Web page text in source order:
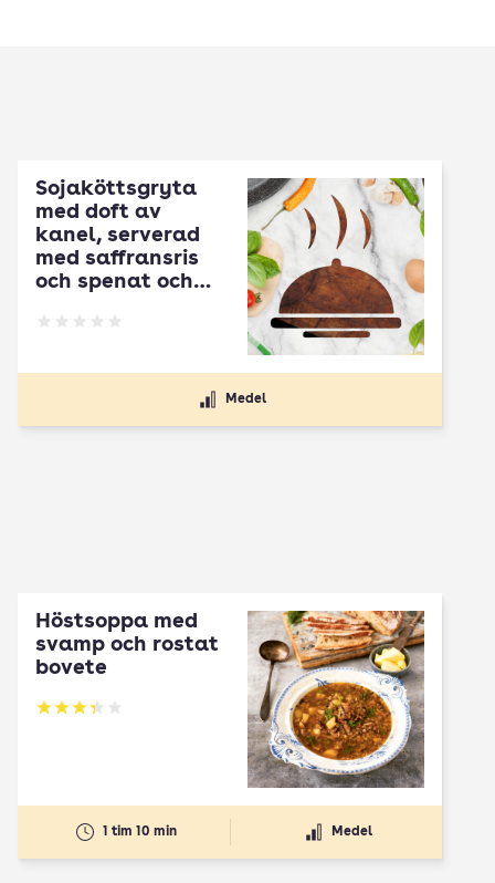
Sojaköttsgryta
med doft av
kanel, serverad
med saffransris
och spenat och
Betyg: 0 av 5
Medel
Höstsoppa med
svamp och rostat
bovete
Betyg: 3.33 av 5
1 tim 10 min Medel